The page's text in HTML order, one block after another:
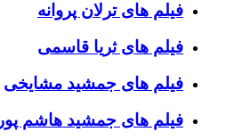
فیلم های ترلان پروانه
فیلم های ثریا قاسمی
فیلم های جمشید مشایخی
فیلم های جمشید هاشم پور